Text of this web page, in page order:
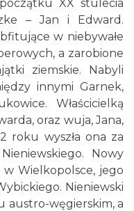
XX stulecia
– Jan i Edward.
w niebywałe
a zarobione
ziemskie. Nabyli
innymi Garnek,
Właścicielką
oraz wuja, Jana,
roku wyszła ona za
Nowy
w Wielkopolsce, jego
Nieniewski
austro-węgierskim, a